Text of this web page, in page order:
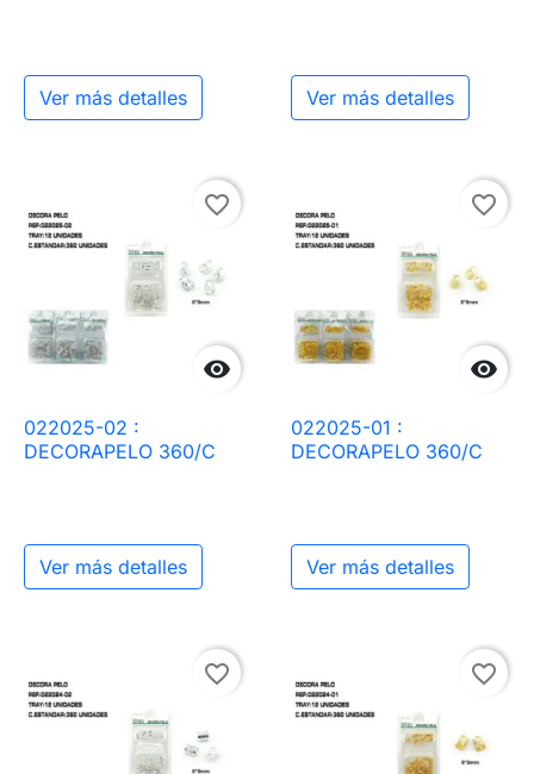
Ver más detalles Ver más detalles

favorite_border
022025-02 :
DECORAPELO 360/C
Ver más detalles

favorite_border
022025-01 :
DECORAPELO 360/C
Ver más detalles
favorite_border favorite_border